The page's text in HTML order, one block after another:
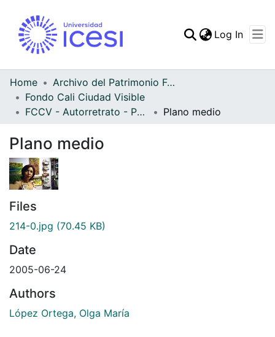
Log In
Home
Archivo del Patrimonio Fotográfico y Fílmico del Valle del Cauca
Fondo Cali Ciudad Visible
FCCV - Autorretrato - Patrimonial
Plano medio
Plano medio
Files
214-0.jpg (70.45 KB)
Date
2005-06-24
Authors
López Ortega, Olga María